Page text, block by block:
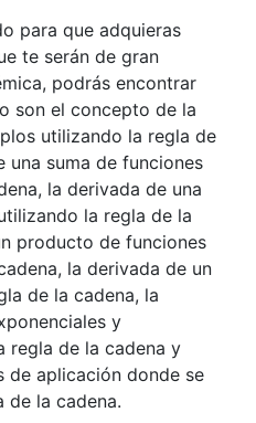
para que adquieras
te serán de gran
podrás encontrar
son el concepto de la
utilizando la regla de
una suma de funciones
la derivada de una
la regla de la
producto de funciones
la derivada de un
de la cadena, la
y
regla de la cadena y
de aplicación donde se
de la cadena.